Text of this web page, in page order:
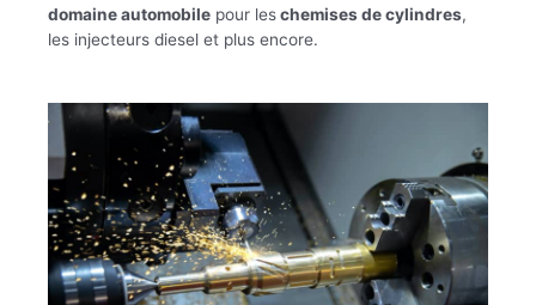
domaine automobile pour leschemises de cylindres,
les injecteurs diesel et plus encore.